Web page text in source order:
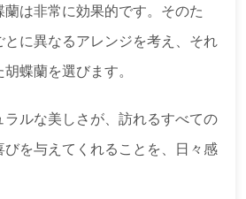
は非常に効果的です。そのた
に異なるアレンジを考え、それ
蝶蘭を選びます。
ラルな美しさが、訪れるすべての
を与えてくれることを、日々感